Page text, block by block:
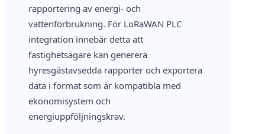
rapportering av energi- och
vattenförbrukning. För LoRaWAN PLC
integration innebär detta att
fastighetsägare kan generera
hyresgästavsedda rapporter och exportera
data i format som är kompatibla med
ekonomisystem och
energiuppföljningskrav.